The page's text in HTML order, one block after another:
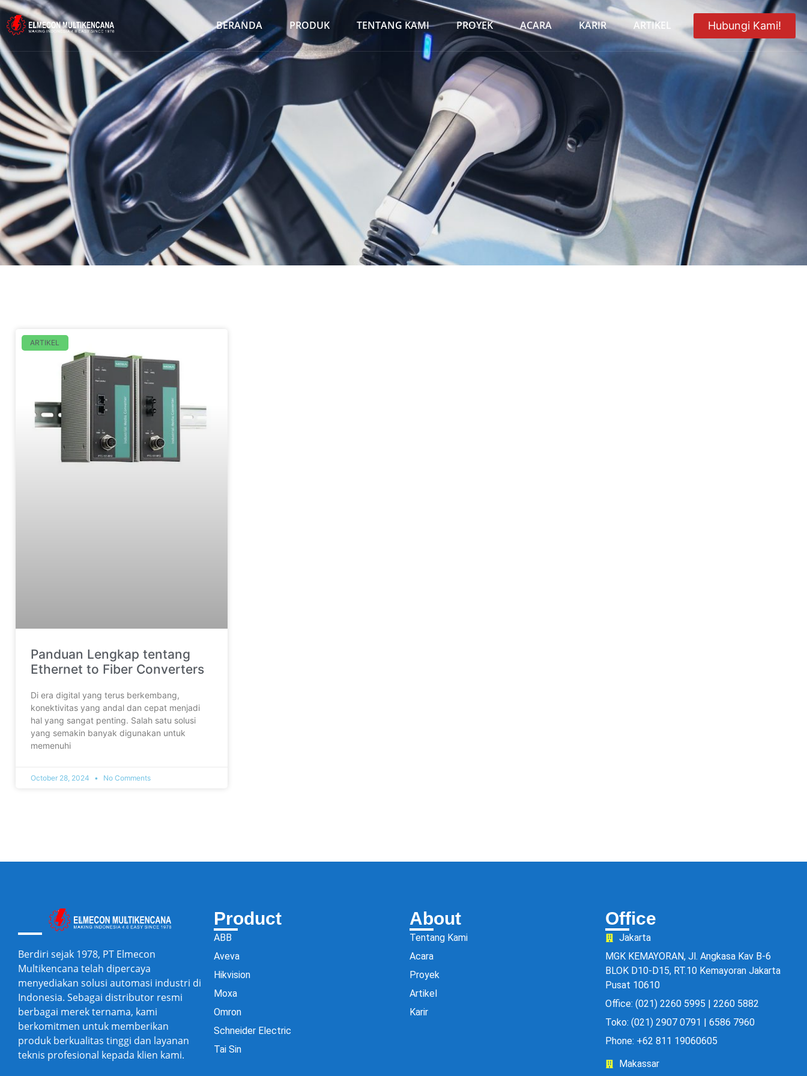
BERANDA PRODUK TENTANG KAMI PROYEK ACARA KARIR ARTIKEL Hubungi Kami!
ARTIKEL
Panduan Lengkap tentang
Ethernet to Fiber Converters
Di era digital yang terus berkembang,
konektivitas yang andal dan cepat menjadi
hal yang sangat penting. Salah satu solusi
yang semakin banyak digunakan untuk
memenuhi
October 28, 2024 No Comments
Berdiri sejak 1978, PT Elmecon
Multikencana telah dipercaya
menyediakan solusi automasi industri di
Indonesia. Sebagai distributor resmi
berbagai merek ternama, kami
berkomitmen untuk memberikan
produk berkualitas tinggi dan layanan
teknis profesional kepada klien kami.
Product
ABB
Aveva
Hikvision
Moxa
Omron
Schneider Electric
Tai Sin
About
Tentang Kami
Acara
Proyek
Artikel
Karir
Office
Jakarta
MGK KEMAYORAN, Jl. Angkasa Kav B-6
BLOK D10-D15, RT.10 Kemayoran Jakarta
Pusat 10610
Office: (021) 2260 5995 | 2260 5882
Toko: (021) 2907 0791 | 6586 7960
Phone: +62 811 19060605
Makassar